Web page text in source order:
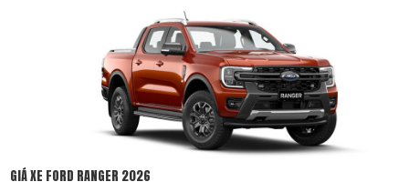
GIÁ XE FORD RANGER 2026